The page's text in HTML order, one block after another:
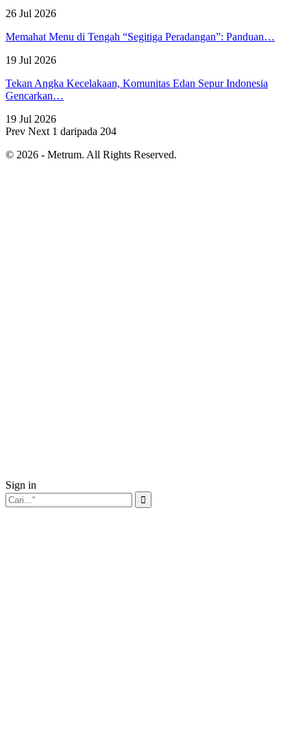
26 Jul 2026
Memahat Menu di Tengah “Segitiga Peradangan”: Panduan…
19 Jul 2026
Tekan Angka Kecelakaan, Komunitas Edan Sepur Indonesia
Gencarkan…
19 Jul 2026
Prev Next 1 daripada 204
© 2026 - Metrum. All Rights Reserved.
Sign in